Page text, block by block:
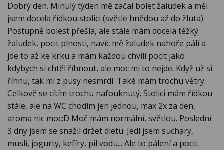
Dobrý den. Minulý týden mě začal bolet žaludek a měl
jsem docela řídkou stolici (světle hnědou až do žluta).
Postupně bolest přešla, ale stále mám docela těžký
žaludek, pocit plnosti, navíc mě žaludek nahoře pálí a
jde to až ke krku a mám každou chvíli pocit jako
kdybych si chtěl říhnout, ale moc mi to nejde. Když už si
říhnu, tak mi z pusy nesmrdí. Také mám trochu větry.
Celkově se cítím trochu nafouknutý. Stolici mám řídkou
stále, ale na WC chodím jen jednou, max 2x za den,
aroma nic moc:D Moč mám normální, světlou. Poslední
3 dny jsem se snažil držet dietu. Jedl jsem suchary,
musli, jogurty, kefíry, pil vodu... Ale to pálení a pocit